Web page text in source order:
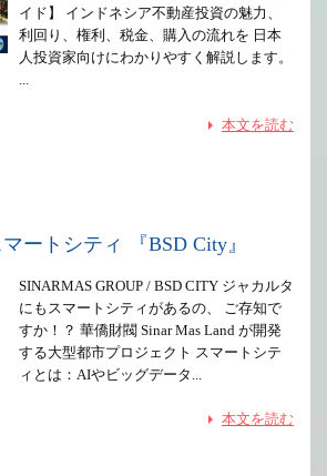
イド】 インドネシア不動産投資の魅力、
利回り、権利、税金、購入の流れを 日本
人投資家向けにわかりやすく解説します。
本文を読む
ートシティ 『BSD City』
SINARMAS GROUP / BSD CITY ジャカルタ
にもスマートシティがあるの、 ご存知で
すか！？ 華僑財閥 Sinar Mas Land が開発
する大型都市プロジェクト スマートシテ
ィとは：AIやビッグデータ...
本文を読む